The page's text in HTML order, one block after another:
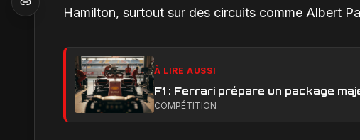
Hamilton, surtout sur des circuits comme Albert
À LIRE AUSSI
F1 : Ferrari prépare un package
COMPÉTITION